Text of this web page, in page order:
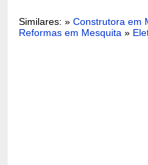
Similares: »Construtora em
Reformas em Mesquita »